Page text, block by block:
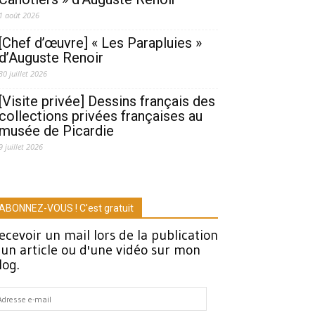
1 août 2026
[Chef d’œuvre] « Les Parapluies »
d’Auguste Renoir
juillet 2026
[Visite privée] Dessins français des
collections privées françaises au
musée de Picardie
juillet 2026
VOUS ! C'est gratuit
un mail lors de la publication
article ou d'une vidéo sur mon